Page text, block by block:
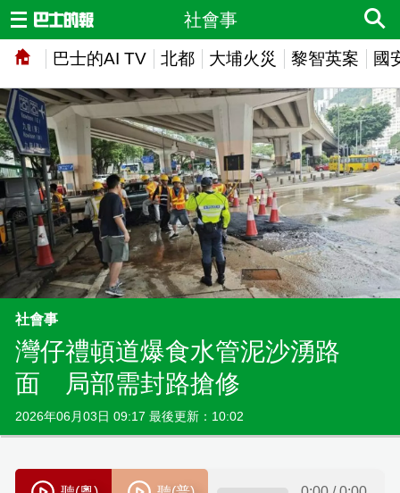
巴士的AI TV 北都 大埔火災 黎智英案 國
社會事
社會事
灣仔禮頓道爆食水管泥沙湧路
面 局部需封路搶修
2026年06月03日 09:17 最後更新：10:02